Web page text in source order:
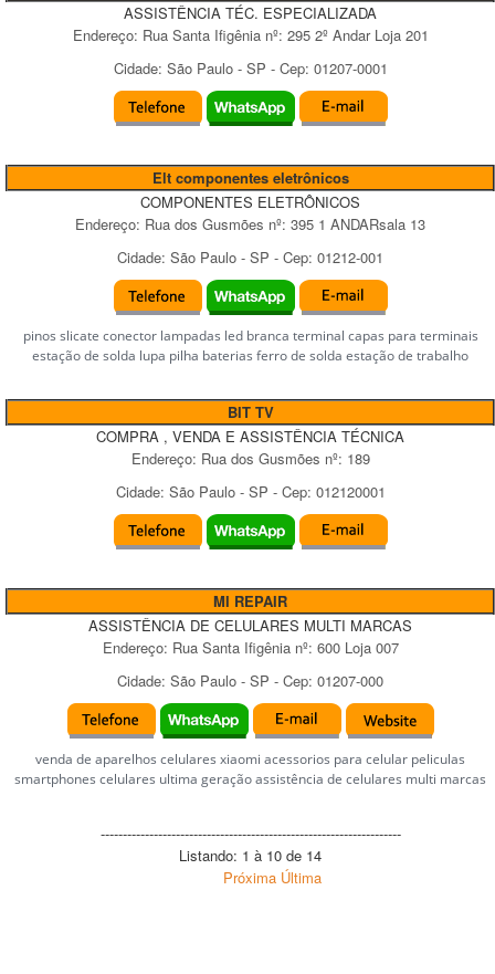
ASSISTÊNCIA TÉC. ESPECIALIZADA
Endereço: Rua Santa Ifigênianº: 295 2º Andar Loja 201
Cidade: São Paulo- SP - Cep: 01207-0001
Elt componentes eletrônicos
COMPONENTES ELETRÔNICOS
Endereço: Rua dos Gusmões nº: 395 1 ANDARsala 13
Cidade: São Paulo - SP - Cep: 01212-001
pinos slicate conector lampadas led branca terminal capas para terminais
estação de solda lupa pilha baterias ferro de solda estação de trabalho
BIT TV
COMPRA , VENDA E ASSISTÊNCIA TÉCNICA
Endereço: Rua dos Gusmões nº: 189
Cidade: São Paulo- SP - Cep: 012120001
MI REPAIR
ASSISTÊNCIA DE CELULARES MULTI MARCAS
Endereço: Rua Santa Ifigênianº: 600 Loja 007
Cidade: São Paulo - SP - Cep: 01207-000
venda de aparelhos celulares xiaomi acessorios para celular peliculas
smartphones celulares ultima geração assistência de celulares multi marcas
--------------------------------------------------------------------
Listando: 1 à 10 de 14
Próxima Última